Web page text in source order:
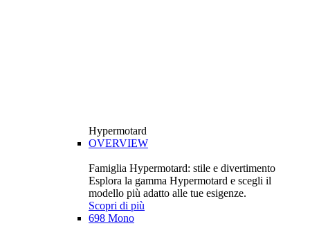
Hypermotard
OVERVIEW
Famiglia Hypermotard: stile e divertimento
Esplora la gamma Hypermotard e scegli il
modello più adatto alle tue esigenze.
Scopri di più
698 Mono